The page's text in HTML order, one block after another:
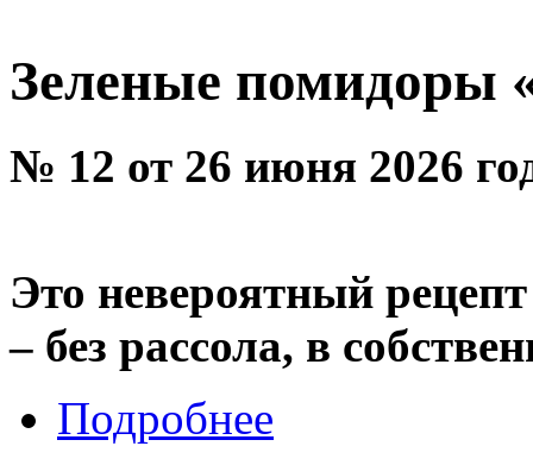
Зеленые помидоры
№ 12 от 26 июня 2026
Это невероятный
– без рассола, в
Подробнее